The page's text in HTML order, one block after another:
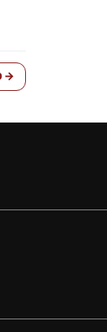
→